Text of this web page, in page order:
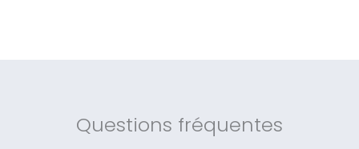
Questions fréquentes